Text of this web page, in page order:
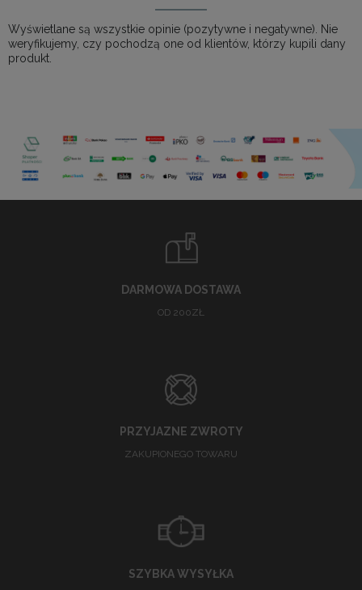
Wyświetlane są wszystkie opinie (pozytywne i negatywne). Nie
weryfikujemy, czy pochodzą one od klientów, którzy kupili dany
produkt.
DARMOWA DOSTAWA
OD 200ZŁ
PRZYJAZNE ZWROTY
ZAKUPIONEGO TOWARU
SZYBKA WYSYŁKA